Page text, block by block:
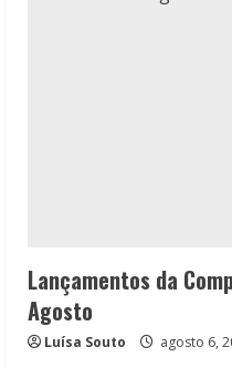
Lançamentos da
Agosto
Luísa Souto agosto 6,